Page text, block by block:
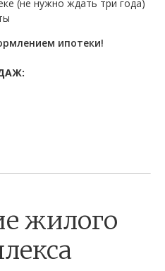
(не нужно ждать три года)
ипотеки!
жилого